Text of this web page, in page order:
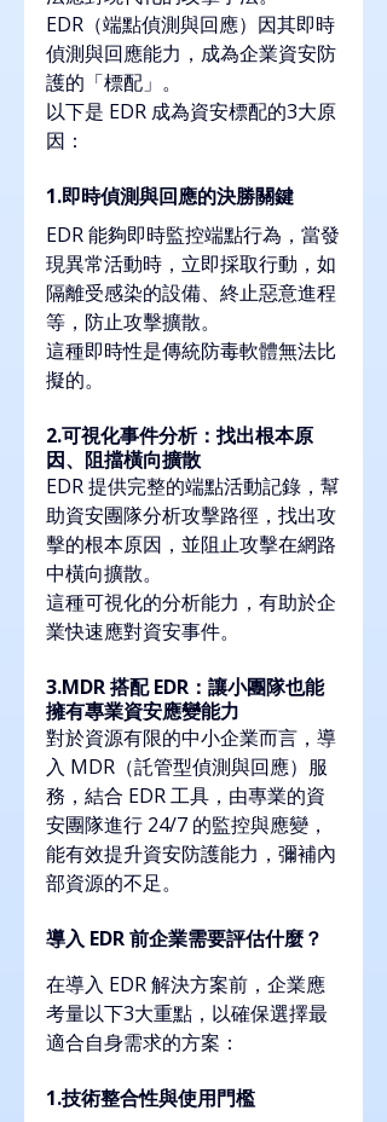
EDR（端點偵測與回應）因其即時
偵測與回應能力，成為企業資安防
護的「標配」。
以下是 EDR 成為資安標配的3大原
因：
1.即時偵測與回應的決勝關鍵
EDR 能夠即時監控端點行為，當發
現異常活動時，立即採取行動，如
隔離受感染的設備、終止惡意進程
等，防止攻擊擴散。
這種即時性是傳統防毒軟體無法比
擬的。
2.可視化事件分析：找出根本原
因、阻擋橫向擴散
EDR 提供完整的端點活動記錄，幫
助資安團隊分析攻擊路徑，找出攻
擊的根本原因，並阻止攻擊在網路
中橫向擴散。
這種可視化的分析能力，有助於企
業快速應對資安事件。
3.MDR 搭配 EDR：讓小團隊也能
擁有專業資安應變能力
對於資源有限的中小企業而言，導
入 MDR（託管型偵測與回應）服
務，結合 EDR 工具，由專業的資
安團隊進行 24/7 的監控與應變，
能有效提升資安防護能力，彌補內
部資源的不足。
導入 EDR 前企業需要評估什麼？
在導入 EDR 解決方案前，企業應
考量以下3大重點，以確保選擇最
適合自身需求的方案：
1.技術整合性與使用門檻